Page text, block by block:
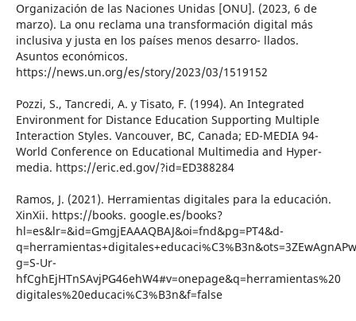
Organización de las Naciones Unidas [ONU]. (2023, 6 de
marzo). La onu reclama una transformación digital más
inclusiva y justa en los países menos desarro- llados.
Asuntos económicos.
https://news.un.org/es/story/2023/03/1519152
Pozzi, S., Tancredi, A. y Tisato, F. (1994). An Integrated
Environment for Distance Education Supporting Multiple
Interaction Styles. Vancouver, BC, Canada; ED-MEDIA 94-
World Conference on Educational Multimedia and Hyper-
media. https://eric.ed.gov/?id=ED388284
Ramos, J. (2021). Herramientas digitales para la educación.
XinXii. https://books. google.es/books?
hl=es&lr=&id=GmgjEAAAQBAJ&oi=fnd&pg=PT4&d-
g=S-Ur-
hfCghEjHTnSAvjPG46ehW4#v=onepage&q=herramientas%20
digitales%20educaci%C3%B3n&f=false